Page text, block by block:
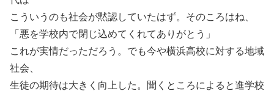
こういうのも社会が黙認していたはず。そのころはね、
「悪を学校内で閉じ込めてくれてありがとう」
これが実情だっただろう。でも今や横浜高校に対する地域
社会、
生徒の期待は大きく向上した。聞くところによると進学校